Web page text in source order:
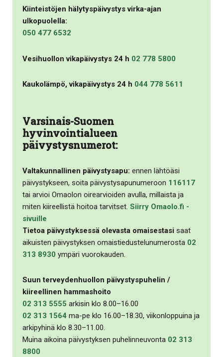
Kiinteistöjen hälytyspäivystys virka-ajan
ulkopuolella:
050 477 6532
Vesihuollon vikapäivystys 24 h 02 778 5800
Kaukolämpö, vikapäivystys 24 h 044 778 5611
Varsinais-Suomen
hyvinvointialueen
päivystysnumerot:
Valtakunnallinen päivystysapu: ennen lähtöäsi
päivystykseen, soita päivystysapunumeroon 116117
tai arvioi Omaolon oirearvioiden avulla, millaista ja
miten kiireellistä hoitoa tarvitset. Siirry Omaolo.fi -
sivuille
Tietoa päivystyksessä olevasta omaisestasi saat
aikuisten päivystyksen omaistiedustelunumerosta 02
313 8930 ympäri vuorokauden.
Suun terveydenhuollon päivystyspuhelin /
kiireellinen hammashoito
02 313 5555 arkisin klo 8.00–16.00
02 313 1564 ma-pe klo 16.00–18.30, viikonloppuina ja
arkipyhinä klo 8.30–11.00.
Muina aikoina päivystyksen puhelinneuvonta 02 313
8800